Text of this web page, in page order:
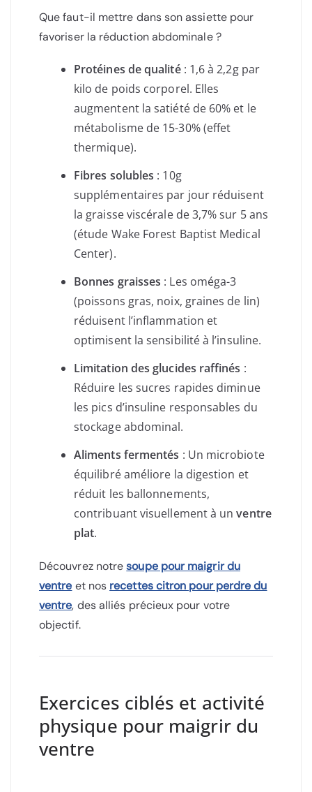
Que faut-il mettre dans son assiette pour
favoriser la réduction abdominale ?
Protéines de qualité: 1,6 à 2,2g par
kilo de poids corporel. Elles
augmentent la satiété de 60% et le
métabolisme de 15-30% (effet
thermique).
Fibres solubles : 10g
supplémentaires par jour réduisent
la graisse viscérale de 3,7% sur 5 ans
(étude Wake Forest Baptist Medical
Center).
Bonnes graisses : Les oméga-3
(poissons gras, noix, graines de lin)
réduisent l’inflammation et
optimisent la sensibilité à l’insuline.
Limitation des glucides raffinés :
Réduire les sucres rapides diminue
les pics d’insuline responsables du
stockage abdominal.
Aliments fermentés : Un microbiote
équilibré améliore la digestion et
réduit les ballonnements,
contribuant visuellement à unventre
plat.
Découvrez notresoupe pour maigrir du
ventre et nos recettes citron pour perdre du
ventre, des alliés précieux pour votre
objectif.
Exercices ciblés et activité
physique pour maigrir du
ventre